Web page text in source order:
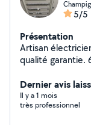
5/5
Présentation
Artisan électricien
qualité garantie. 625436018
expertise au
pour que vous
ans
Dernier avis
Il y a 1 mois
très professionnel